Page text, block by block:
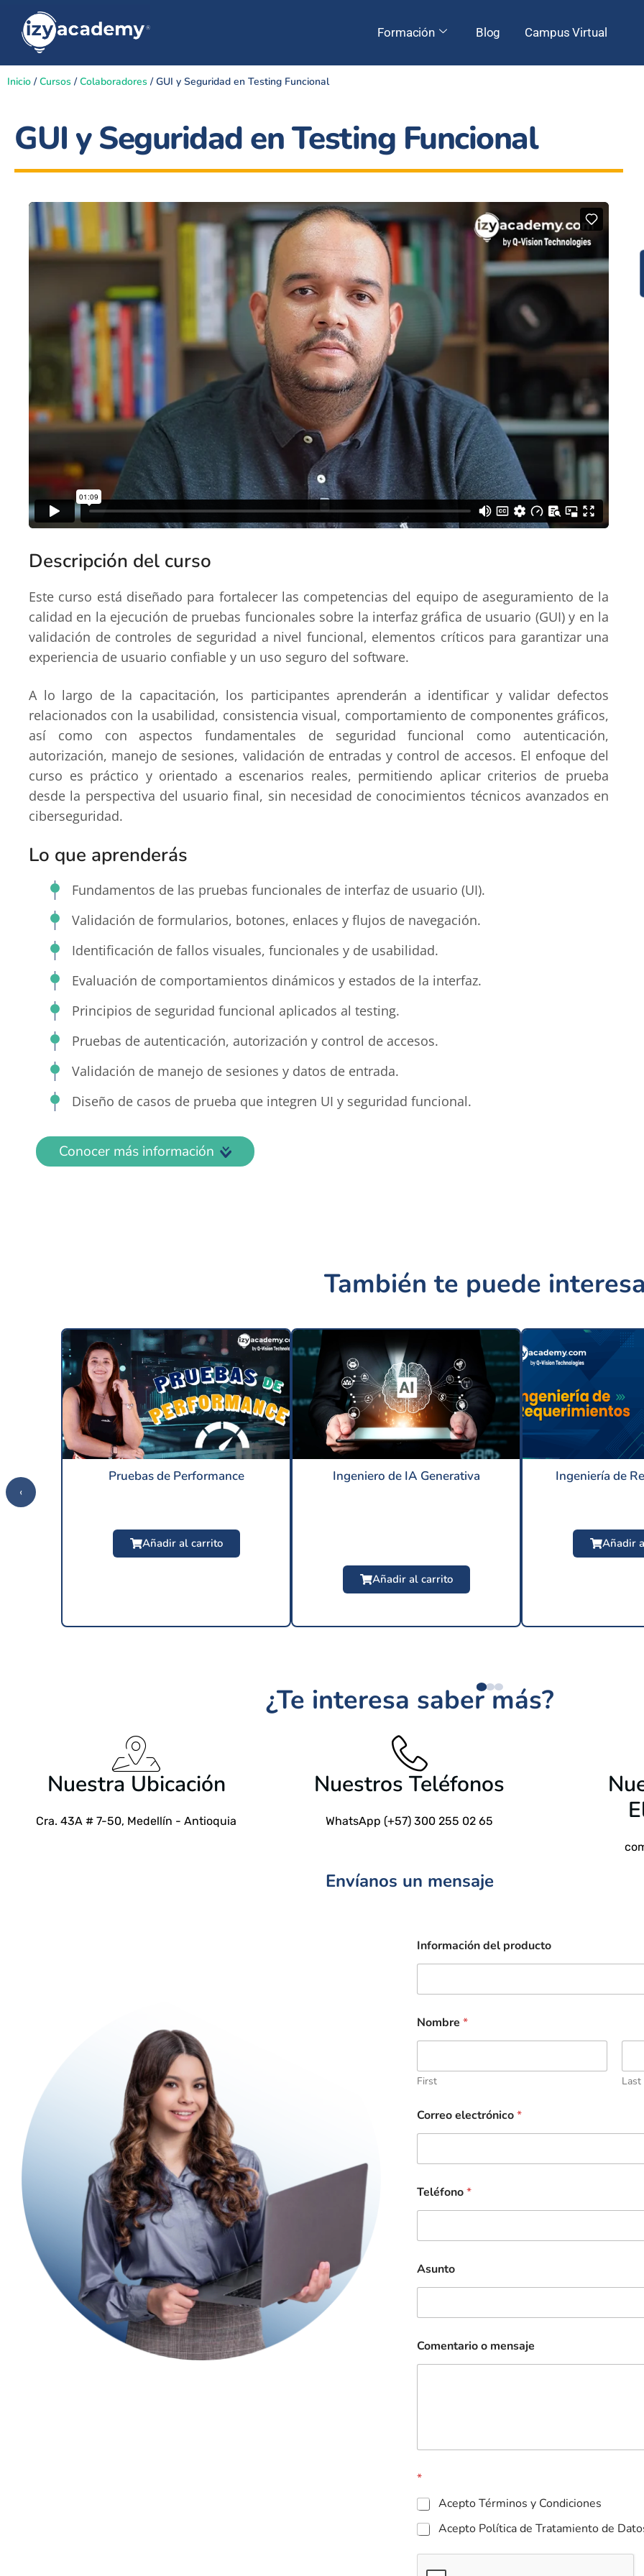
Formación Blog Campus Virtual
Inicio /Cursos /Colaboradores / GUI y Seguridad en Testing Funcional
GUI y Seguridad en Testing Funcional
Descripción del curso
Este curso está diseñado para fortalecer las competencias del equipo de aseguramiento de la
calidad en la ejecución de pruebas funcionales sobre la interfaz gráfica de usuario (GUI) y en la
validación de controles de seguridad a nivel funcional, elementos críticos para garantizar una
experiencia de usuario confiable y un uso seguro del software.
A lo largo de la capacitación, los participantes aprenderán a identificar y validar defectos
relacionados con la usabilidad, consistencia visual, comportamiento de componentes gráficos,
así como con aspectos fundamentales de seguridad funcional como autenticación,
autorización, manejo de sesiones, validación de entradas y control de accesos. El enfoque del
curso es práctico y orientado a escenarios reales, permitiendo aplicar criterios de prueba
desde la perspectiva del usuario final, sin necesidad de conocimientos técnicos avanzados en
ciberseguridad.
Lo que aprenderás
Fundamentos de las pruebas funcionales de interfaz de usuario (UI).
Validación de formularios, botones, enlaces y flujos de navegación.
Identificación de fallos visuales, funcionales y de usabilidad.
Evaluación de comportamientos dinámicos y estados de la interfaz.
Principios de seguridad funcional aplicados al testing.
Pruebas de autenticación, autorización y control de accesos.
Validación de manejo de sesiones y datos de entrada.
Diseño de casos de prueba que integren UI y seguridad funcional.
Conocer más información
También te puede
Pruebas de Performance
Añadir al carrito
Ingeniero de IA Generativa
Añadir al carrito
Ingeniería de
Añadir
‹
¿Te interesa saber más?
Nuestra Ubicación
Cra. 43A # 7-50, Medellín - Antioquia
Nuestros Teléfonos
WhatsApp (+57) 300 255 02 65
Envíanos un mensaje
Información del producto
Nombre *
First Last
Correo electrónico*
Teléfono*
Asunto
Comentario o mensaje
*
Acepto Términos y Condiciones
Acepto Política de Tratamiento de